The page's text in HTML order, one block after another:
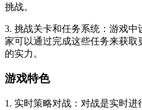
挑战。
3. 挑战关卡和任务系统：游戏
家可以通过完成这些任务来获取
的实力。
游戏特色
1. 实时策略对战：对战是实时